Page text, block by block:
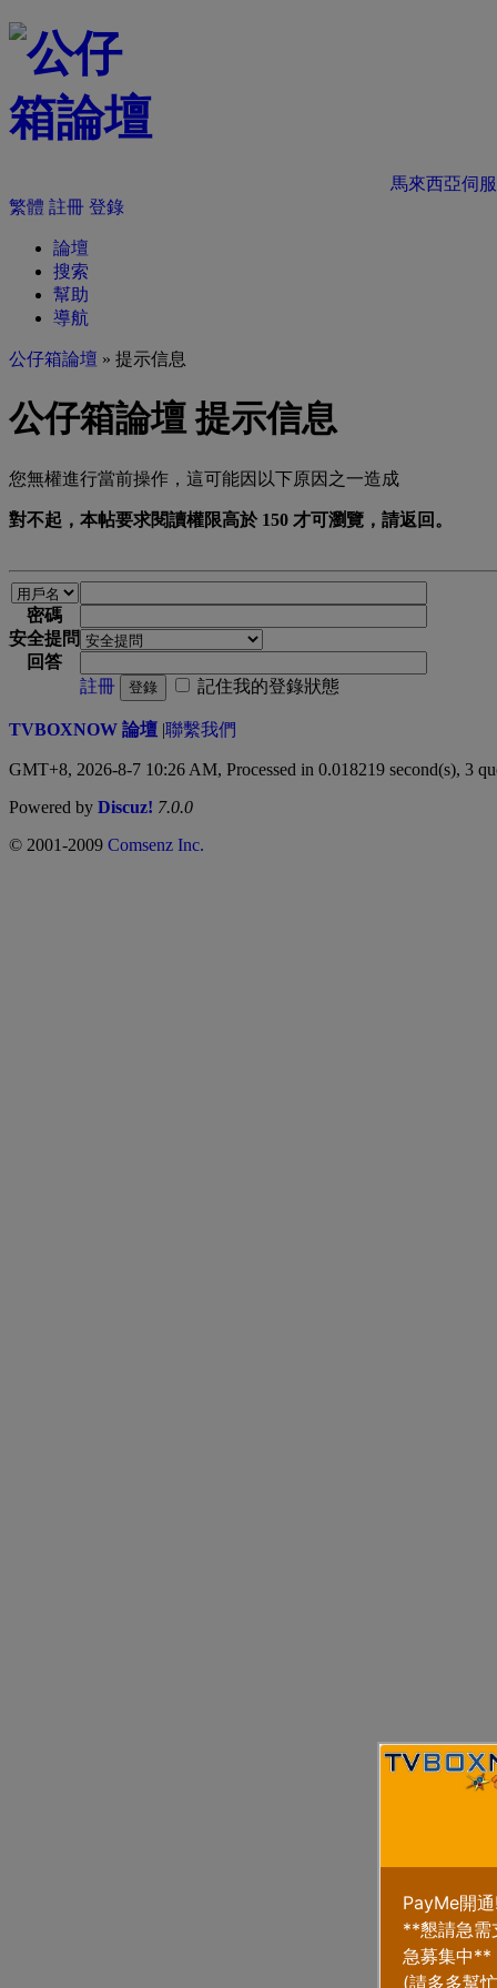
馬來西亞伺
繁體 註冊 登錄
論壇
搜索
幫助
導航
公仔箱論壇 » 提示信息
公仔箱論壇 提示信息
您無權進行當前操作，這可能因以下原因之一造成
對不起，本帖要求閱讀權限高於 150 才可瀏覽，請返回。
密碼
安全提問
回答
註冊
登錄 記住我的登錄狀態
TVBOXNOW 論壇 |聯繫我們
GMT+8, 2026-8-7 10:26 AM, Processed in 0.018219 second(s), 3
Powered by Discuz! 7.0.0
© 2001-2009 Comsenz Inc.